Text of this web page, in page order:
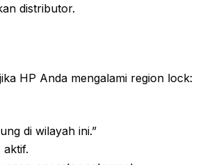
distributor.
HP Anda mengalami region lock:
di wilayah ini.”